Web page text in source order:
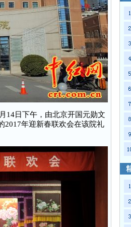
14日下午，由北京开国元勋文
2017年迎新春联欢会在该院礼